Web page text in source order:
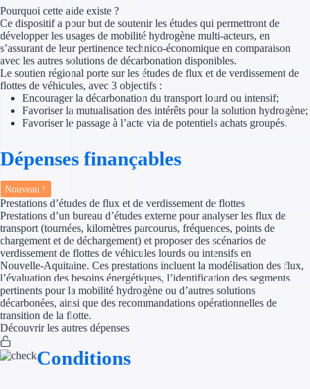
Crédits &
Exonération
Aides Urssaf
Prêts publics
Appel à projet
Avance
Garantie
Par financeur
Pourquoi cette aide existe ?
Ce dispositif a pour but de soutenir les études qui permettront de
développer les usages de mobilité hydrogène multi-acteurs, en
s’assurant de leur pertinence technico-économique en comparaison
avec les autres solutions de décarbonation disponibles.
Le soutien régional porte sur les études de flux et de verdissement de
flottes de véhicules, avec 3 objectifs :
Encourager la décarbonation du transport lourd ou intensif;
Favoriser la mutualisation des intérêts pour la solution hydrogène;
Favoriser le passage à l’acte via de potentiels achats groupés.
Dépenses finançables
Nouveau !
Prestations d’études de flux et de verdissement de flottes
Prestations d’un bureau d’études externe pour analyser les flux de
transport (tournées, kilomètres parcourus, fréquences, points de
chargement et de déchargement) et proposer des scénarios de
verdissement de flottes de véhicules lourds ou intensifs en
Nouvelle‑Aquitaine. Ces prestations incluent la modélisation des flux,
l’évaluation des besoins énergétiques, l’identification des segments
pertinents pour la mobilité hydrogène ou d’autres solutions
décarbonées, ainsi que des recommandations opérationnelles de
transition de la flotte.
Découvrir les autres dépenses
Conditions